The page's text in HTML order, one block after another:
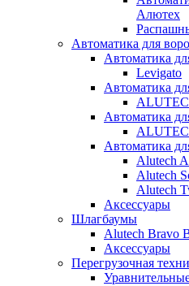
Алютех
Автоматика для
Автоматика
Levigato
Автоматика
Автоматика
Автоматика
Alutech
Alutech
Alutech
Аксессуары
Шлагбаумы
Alutech Bravo
Аксессуары
Перегрузочная